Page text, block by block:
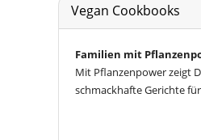
Vegan Cookbooks
Familien mit
Mit Pflanzenpower zeigt
schmackhafte Gerichte